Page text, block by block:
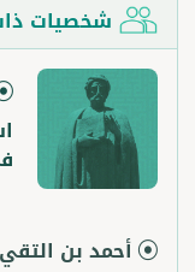
شخصيات
أحمد بن